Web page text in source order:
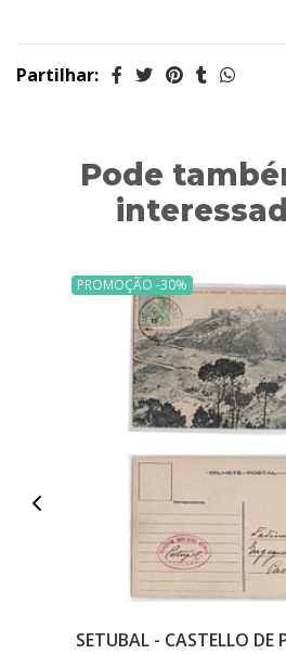
Partilhar:
Pode
PROMOÇÃO -30%
SETUBAL - CASTELLO